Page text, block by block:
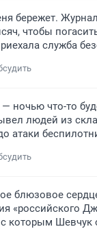
бережет.
чтобы
служба
ночью что-то
людей из
атаки
блюзовое
«российского
с которым